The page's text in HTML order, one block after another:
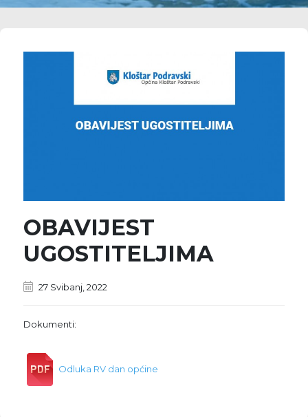
OBAVIJEST
UGOSTITELJIMA
27 Svibanj, 2022
Dokumenti:
Odluka RV dan općine